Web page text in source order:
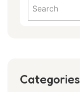
Categories